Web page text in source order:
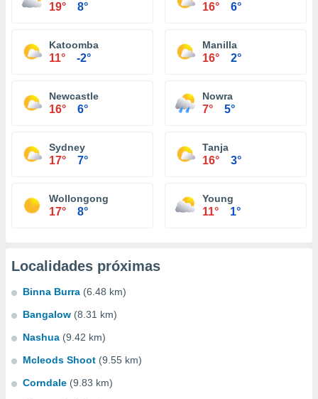
19° 8° 16° 6°
Katoomba
11° -2°
Manilla
16° 2°
Newcastle
16° 6°
Nowra
7° 5°
Sydney
17° 7°
Tanja
16° 3°
Wollongong
17° 8°
Young
11° 1°
Localidades próximas
Binna Burra (6.48 km)
Bangalow (8.31 km)
Nashua (9.42 km)
Mcleods Shoot (9.55 km)
Corndale (9.83 km)